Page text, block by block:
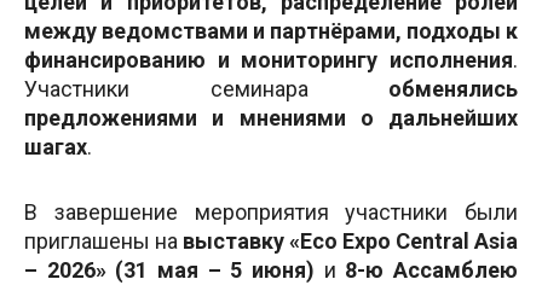
между ведомствами и партнёрами, подходы к
финансированию и мониторингу исполнения.
Участники семинара обменялись
предложениями и мнениями о дальнейших
шагах.
В завершение мероприятия участники были
приглашены на выставку «Eco Expo Central Asia
– 2026» (31 мая – 5 июня) и 8-ю Ассамблею